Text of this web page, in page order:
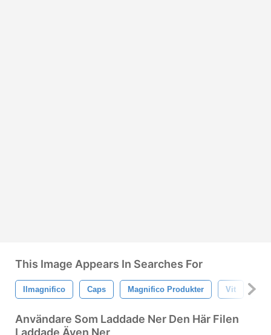
This Image Appears In Searches For
Ilmagnifico Caps Magnifico Produkter Vit
Användare Som Laddade Ner Den Här Filen
Laddade Även Ner